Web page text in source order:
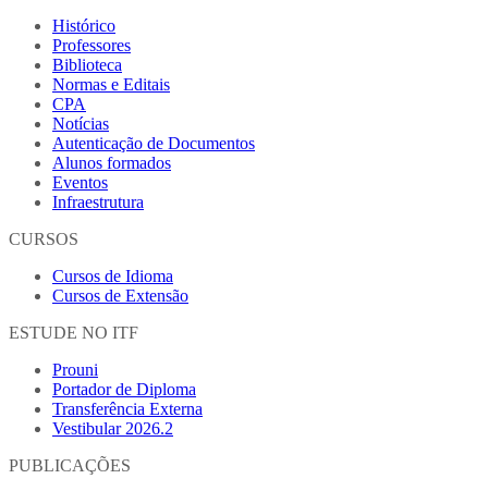
Histórico
Professores
Biblioteca
Normas e Editais
CPA
Notícias
Autenticação de Documentos
Alunos formados
Eventos
Infraestrutura
CURSOS
Cursos de Idioma
Cursos de Extensão
ESTUDE NO ITF
Prouni
Portador de Diploma
Transferência Externa
Vestibular 2026.2
PUBLICAÇÕES